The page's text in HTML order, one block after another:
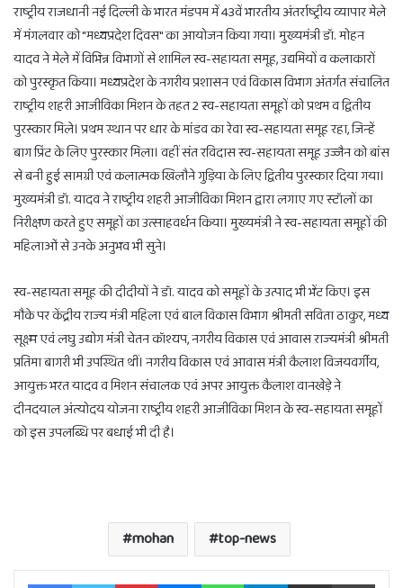
राष्ट्रीय राजधानी नई दिल्ली के भारत मंडपम में 43वें भारतीय अंतर्राष्ट्रीय व्यापार मेले
में मंगलवार को "मध्यप्रदेश दिवस" का आयोजन किया गया। मुख्यमंत्री डॉ. मोहन
यादव ने मेले में विभिन्न विभागों से शामिल स्व-सहायता समूह, उद्यमियों व कलाकारों
को पुरस्कृत किया। मध्यप्रदेश के नगरीय प्रशासन एवं विकास विभाग अंतर्गत संचालित
राष्ट्रीय शहरी आजीविका मिशन के तहत 2 स्व-सहायता समूहों को प्रथम व द्वितीय
पुरस्कार मिले। प्रथम स्थान पर धार के मांडव का रेवा स्व-सहायता समूह रहा, जिन्हें
बाग प्रिंट के लिए पुरस्कार मिला। वहीं संत रविदास स्व-सहायता समूह उज्जैन को बांस
से बनी हुई सामग्री एवं कलात्मक खिलौने गुड़िया के लिए द्वितीय पुरस्कार दिया गया।
मुख्यमंत्री डॉ. यादव ने राष्ट्रीय शहरी आजीविका मिशन द्वारा लगाए गए स्टॉलों का
निरीक्षण करते हुए समूहों का उत्साहवर्धन किया। मुख्यमंत्री ने स्व-सहायता समूहों की
महिलाओं से उनके अनुभव भी सुने।
स्व-सहायता समूह की दीदीयों ने डॉ. यादव को समूहों के उत्पाद भी भेंट किए। इस
मौके पर केंद्रीय राज्य मंत्री महिला एवं बाल विकास विभाग श्रीमती सविता ठाकुर, मध्य
सूक्ष्म एवं लघु उद्योग मंत्री चेतन कॉश्यप, नगरीय विकास एवं आवास राज्यमंत्री श्रीमती
प्रतिमा बागरी भी उपस्थित थीं। नगरीय विकास एवं आवास मंत्री कैलाश विजयवर्गीय,
आयुक्त भरत यादव व मिशन संचालक एवं अपर आयुक्त कैलाश वानखेड़े ने
दीनदयाल अंत्योदय योजना राष्ट्रीय शहरी आजीविका मिशन के स्व-सहायता समूहों
को इस उपलब्धि पर बधाई भी दी है।
mohan top-news
FacebookTwitter PinterestMessengerWhatsAppTelegramShare via Email Print